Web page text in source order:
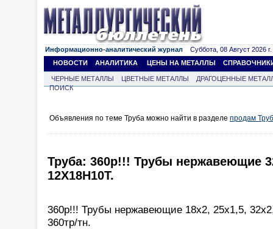
Информационно-аналитический журнал Суббота, 08 Август 2026 г.
НОВОСТИ
АНАЛИТИКА ЦЕНЫ НА МЕТАЛЛЫ
ЧЕРНЫЕ МЕТАЛЛЫ ЦВЕТНЫЕ МЕТАЛЛЫ
ДРАГОЦЕННЫЕ
ПОИСК
Объявления по теме Труба можно найти в разделе продам
Труба: 360р!!! Трубы нержавеющие
12Х18Н10Т.
360р!!! Трубы нержавеющие 18х2, 25х1,5,
360тр/тн.